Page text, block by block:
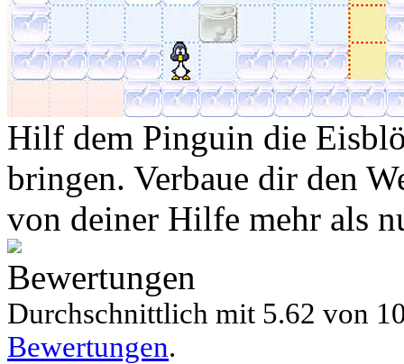
Hilf dem Pinguin die
bringen. Verbaue dir den
von deiner Hilfe mehr als
Bewertungen
Durchschnittlich mit 5.62 von
Bewertungen.